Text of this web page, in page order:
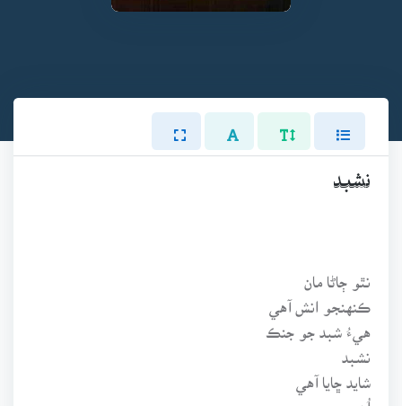
نشبد
نٿو ڄاڻا مان
ڪنهنجو انش آهي
هيءُ شبد جو جنڪ
شايد ڇايا آهي
اُن جي